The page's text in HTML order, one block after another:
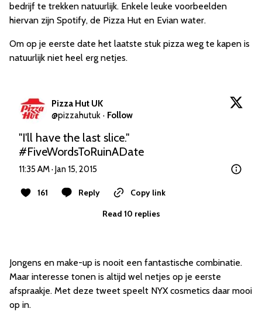
bedrijf te trekken natuurlijk. Enkele leuke voorbeelden
hiervan zijn Spotify, de Pizza Hut en Evian water.
Om op je eerste date het laatste stuk pizza weg te kapen is
natuurlijk niet heel erg netjes.
Pizza Hut UK
@pizzahutuk · Follow
#FiveWordsToRuinADate
11:35 AM · Jan 15, 2015
161 Reply
Copy link
Read 10 replies
Jongens en make-up is nooit een fantastische combinatie.
Maar interesse tonen is altijd wel netjes op je eerste
afspraakje. Met deze tweet speelt NYX cosmetics daar mooi
op in.